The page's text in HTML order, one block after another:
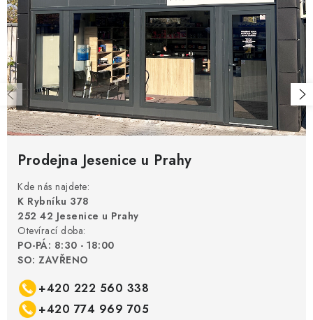
Prodejna Jesenice u Prahy
Kde nás najdete:
K Rybníku 378
252 42 Jesenice u Prahy
Otevírací doba:
PO-PÁ: 8:30 - 18:00
SO: ZAVŘENO
+420 222 560 338
+420 774 969 705